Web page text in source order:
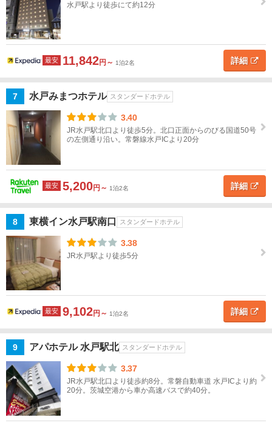
洗
日
立・
北茨
鹿
島・
潮
波崎
土
つく
ば・
牛久
笠
間・
下
妻・
栃
木
群
馬
水戸駅より徒歩にて約12分
最安 11,842円～ 1泊2名 詳細
7 水戸みまつホテル スタンダードホテル
3.40
JR水戸駅北口より徒歩5分。北口正面からのびる国道50号
の左側通り沿い。常磐線水戸ICより20分
最安 5,200円～ 1泊2名 詳細
8 東横イン水戸駅南口 スタンダードホテル
3.38
JR水戸駅より徒歩5分
最安 9,102円～ 1泊2名 詳細
9 アパホテル 水戸駅北 スタンダードホテル
3.37
JR水戸駅北口より徒歩約8分。常磐自動車道 水戸ICより約
20分。茨城空港から車か高速バスで約40分。